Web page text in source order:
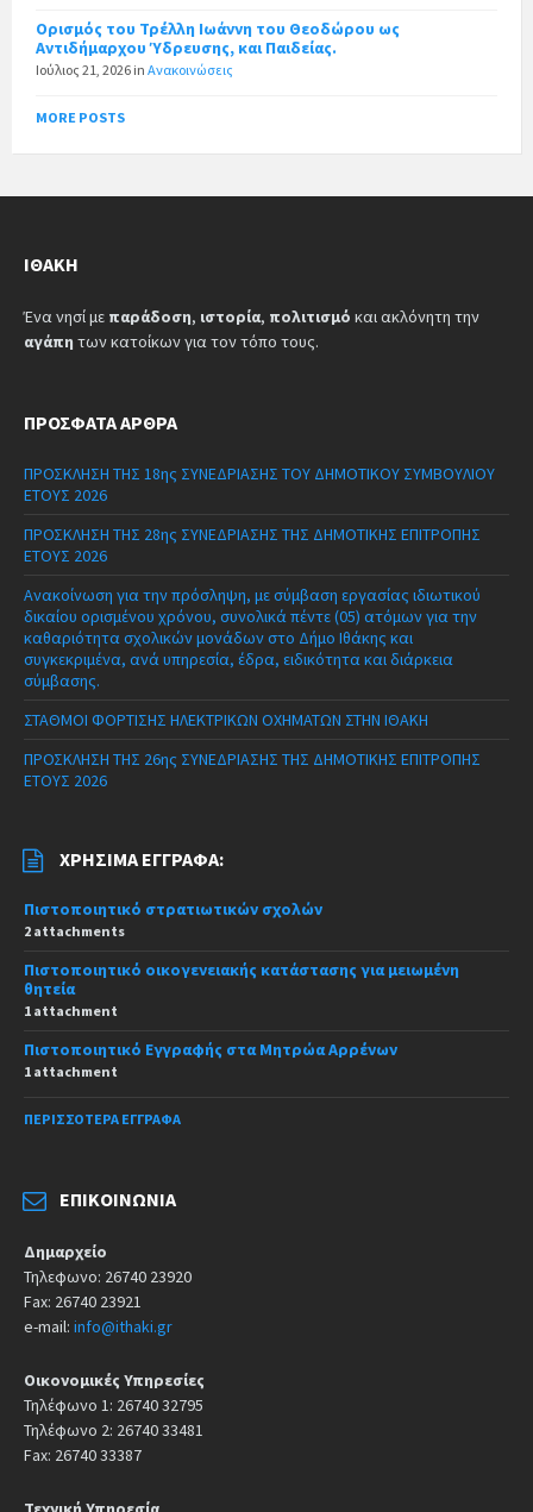
Ορισμός του Τρέλλη Ιωάννη του Θεοδώρου ως
Αντιδήμαρχου Ύδρευσης, και Παιδείας.
Ιούλιος 21, 2026 in Ανακοινώσεις
MORE POSTS
ΙΘΆΚΗ
Ένα νησί με παράδοση, ιστορία, πολιτισμό και ακλόνητη την
αγάπη των κατοίκων για τον τόπο τους.
ΠΡΌΣΦΑΤΑ ΆΡΘΡΑ
ΠΡΟΣΚΛΗΣΗ ΤΗΣ 18ης ΣΥΝΕΔΡΙΑΣΗΣ ΤΟΥ ΔΗΜΟΤΙΚΟΥ ΣΥΜΒΟΥΛΙΟΥ
ΕΤΟΥΣ 2026
ΠΡΟΣΚΛΗΣΗ ΤΗΣ 28ης ΣΥΝΕΔΡΙΑΣΗΣ ΤΗΣ ΔΗΜΟΤΙΚΗΣ ΕΠΙΤΡΟΠΗΣ
ΕΤΟΥΣ 2026
Ανακοίνωση για την πρόσληψη, με σύμβαση εργασίας ιδιωτικού
δικαίου ορισμένου χρόνου, συνολικά πέντε (05) ατόμων για την
καθαριότητα σχολικών μονάδων στο Δήμο Ιθάκης και
συγκεκριμένα, ανά υπηρεσία, έδρα, ειδικότητα και διάρκεια
σύμβασης.
ΣΤΑΘΜΟΙ ΦΟΡΤΙΣΗΣ ΗΛΕΚΤΡΙΚΩΝ ΟΧΗΜΑΤΩΝ ΣΤΗΝ ΙΘΑΚΗ
ΠΡΟΣΚΛΗΣΗ ΤΗΣ 26ης ΣΥΝΕΔΡΙΑΣΗΣ ΤΗΣ ΔΗΜΟΤΙΚΗΣ ΕΠΙΤΡΟΠΗΣ
ΕΤΟΥΣ 2026
ΧΡΉΣΙΜΑ ΈΓΓΡΑΦΑ:
Πιστοποιητικό στρατιωτικών σχολών
2 attachments
Πιστοποιητικό οικογενειακής κατάστασης για μειωμένη
θητεία
1 attachment
Πιστοποιητικό Εγγραφής στα Μητρώα Αρρένων
1 attachment
ΠΕΡΙΣΣΌΤΕΡΑ ΈΓΓΡΑΦΑ
ΕΠΙΚΟΙΝΩΝΊΑ
Δημαρχείο
Τηλεφωνο: 26740 23920
Fax: 26740 23921
e-mail: info@ithaki.gr
Οικονομικές Υπηρεσίες
Τηλέφωνο 1: 26740 32795
Τηλέφωνο 2: 26740 33481
Fax: 26740 33387